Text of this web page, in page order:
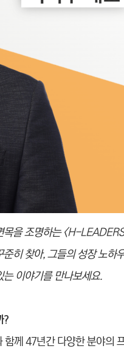
을 조명하는 <H-
히 찾아, 그들의 성장 노하
이야기를 만나보세요.
?
께 47년간 다양한 분야의